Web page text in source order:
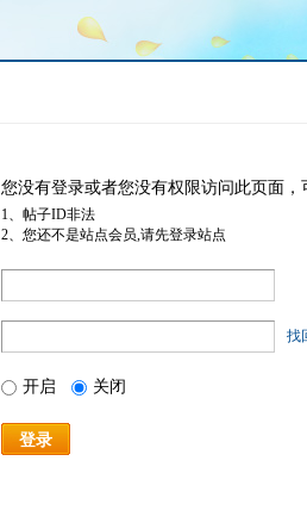
您没有登录或者您没有权限访问此页面
1、帖子ID非法
2、您还不是站点会员,请先登录站点
找
开启 关闭
登录